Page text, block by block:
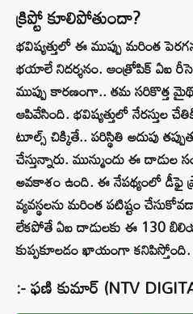
క్రిప్టో కూలిపోతుందా?
భవిష్యత్తులో ఈ ముప్పు మరింత
భయాలే నిదర్శనం. ఆంత్రోపిక్ ఏఐ
ముప్పు కారణంగా.. తమ సరికొత్త
ఆపివేసింది. భవిష్యత్తులో నేరస్తుల
టూల్స్ చిక్కితే.. పరిస్థితి అదుపు
చేస్తున్నారు. మున్ముందు ఈ దాడుల
అవకాశం ఉంది. ఈ నేపథ్యంలో డీఫై
వ్యవస్థలను మరింత పటిష్టం
లేకపోతే ఏఐ దాడులకు ఈ 130
కుప్పకూలడం ఖాయంగా కనిపిస్తోంది.
:- ఫణి కుమార్ (NTV